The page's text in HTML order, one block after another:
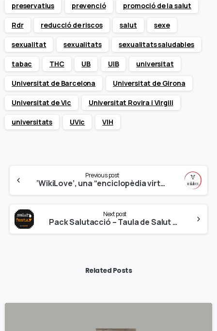
preservatius prevenció promoció de la salut
Rdr reducció de riscos salut sexe
sexualitat sexualitats sexualitats saludables
tabac THC UB UIB universitat
Universitat de Barcelona Universitat de Girona
Universitat de Vic Universitat Rovira i Virgili
universitats UVic VIH
Reading
Previous post
‘WikiLove’, una “enciclopèdia virtual” sobre temes de sexualitat i afectivitat
Next post
Pack Salutacció – Taula de Salut de Girona 2019-2020
Related Posts